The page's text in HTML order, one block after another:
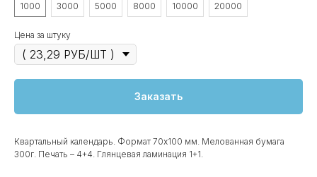
1000
3000 5000 8000 10000 20000
Цена за штуку
Заказать
Квартальный календарь. Формат 70х100 мм. Мелованная бумага
300г. Печать – 4+4. Глянцевая ламинация 1+1.